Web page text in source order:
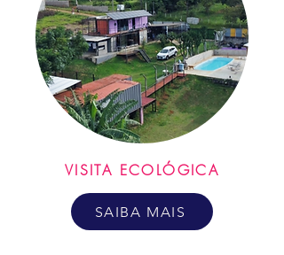
VISITA ECOLÓGICA
SAIBA MAIS